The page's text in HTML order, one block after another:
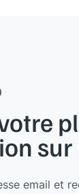
sur
email et